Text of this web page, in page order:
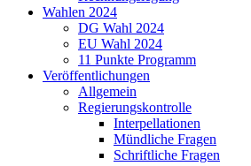
Wahlen 2024
DG Wahl 2024
EU Wahl 2024
11 Punkte Programm
Veröffentlichungen
Allgemein
Regierungskontrolle
Interpellationen
Mündliche Fragen
Schriftliche Fragen